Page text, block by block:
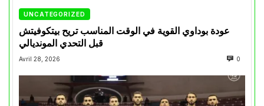
UNCATEGORIZED
عودة بوداوي القوية في الوقت المناسب تريح بيتكوفيتش
قبل التحدي المونديالي
Avril 28, 2026 0